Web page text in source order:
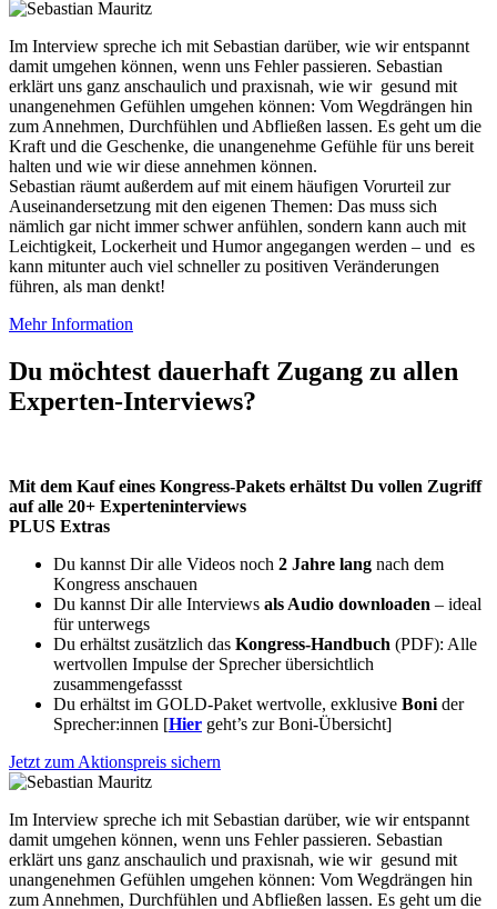
Im Interview spreche ich mit Sebastian darüber, wie wir entspannt
damit umgehen können, wenn uns Fehler passieren. Sebastian
erklärt uns ganz anschaulich und praxisnah, wie wir gesund mit
unangenehmen Gefühlen umgehen können: Vom Wegdrängen hin
zum Annehmen, Durchfühlen und Abfließen lassen. Es geht um die
Kraft und die Geschenke, die unangenehme Gefühle für uns bereit
halten und wie wir diese annehmen können.
Sebastian räumt außerdem auf mit einem häufigen Vorurteil zur
Auseinandersetzung mit den eigenen Themen: Das muss sich
nämlich gar nicht immer schwer anfühlen, sondern kann auch mit
Leichtigkeit, Lockerheit und Humor angegangen werden – und es
kann mitunter auch viel schneller zu positiven Veränderungen
führen, als man denkt!
Mehr Information
Du möchtest dauerhaft Zugang zu allen
Experten-Interviews?
Mit dem Kauf eines Kongress-Pakets erhältst Du vollen Zugriff
auf alle 20+ Experteninterviews
PLUS Extras
Du kannst Dir alle Videos noch 2 Jahre lang nach dem
Kongress anschauen
Du kannst Dir alle Interviews als Audio downloaden – ideal
für unterwegs
Du erhältst zusätzlich das Kongress-Handbuch (PDF): Alle
wertvollen Impulse der Sprecher übersichtlich
zusammengefassst
Du erhältst im GOLD-Paket wertvolle, exklusive Boni der
Sprecher:innen [Hier geht’s zur Boni-Übersicht]
Jetzt zum Aktionspreis sichern
Im Interview spreche ich mit Sebastian darüber, wie wir entspannt
damit umgehen können, wenn uns Fehler passieren. Sebastian
erklärt uns ganz anschaulich und praxisnah, wie wir gesund mit
unangenehmen Gefühlen umgehen können: Vom Wegdrängen hin
zum Annehmen, Durchfühlen und Abfließen lassen. Es geht um die